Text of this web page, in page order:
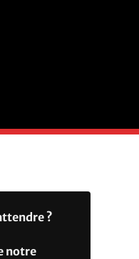
?
notre